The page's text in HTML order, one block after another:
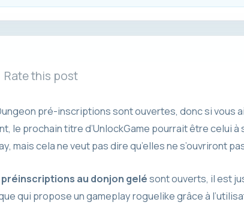
Rate this post
pré-inscriptions sont ouvertes, donc si vous
le prochain titre d’UnlockGame pourrait être celui
mais cela ne veut pas dire qu’elles ne s’ouvriront
au donjon gelésont ouverts, il est
qui propose un gameplay roguelike grâce à